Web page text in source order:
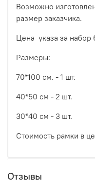
Возможно
размер заказчика.
Цена указа за набор
Размеры:
70*100 см. - 1 шт.
40*50 см - 2 шт.
30*40 см - 3 шт.
Стоимость рамки в
Отзывы